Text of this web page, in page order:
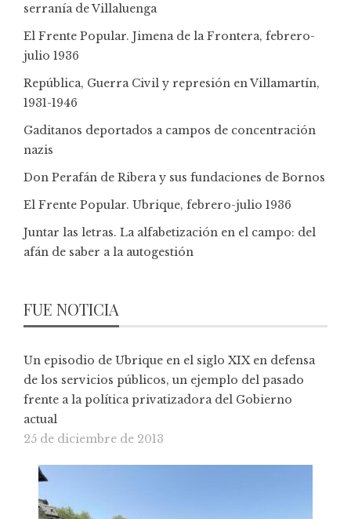
serranía de Villaluenga
El Frente Popular. Jimena de la Frontera, febrero-
julio 1936
República, Guerra Civil y represión en Villamartín,
1931-1946
Gaditanos deportados a campos de concentración
nazis
Don Perafán de Ribera y sus fundaciones de Bornos
El Frente Popular. Ubrique, febrero-julio 1936
Juntar las letras. La alfabetización en el campo: del
afán de saber a la autogestión
FUE NOTICIA
Un episodio de Ubrique en el siglo XIX en defensa
de los servicios públicos, un ejemplo del pasado
frente a la política privatizadora del Gobierno
actual
25 de diciembre de 2013